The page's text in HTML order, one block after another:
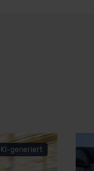
KI-generiert